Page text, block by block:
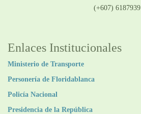
(+607) 6187939
Enlaces Institucionales
Ministerio de Transporte
Personería de Floridablanca
Policía Nacional
Presidencia de la República